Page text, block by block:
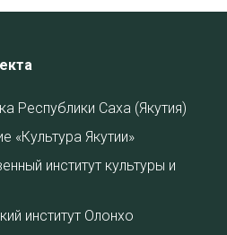
Республики Саха (Якутия)
«Культура Якутии»
институт культуры и
институт Олонхо